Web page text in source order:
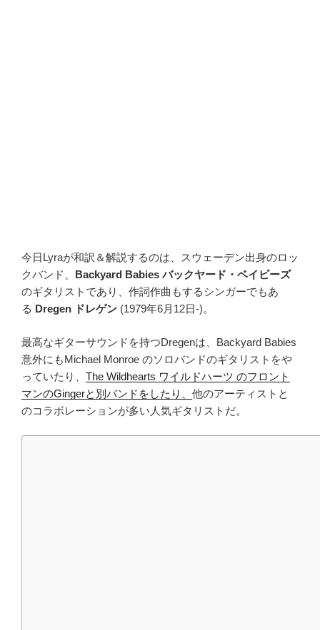
今日Lyraが和訳＆解説するのは、スウェーデン出身のロッ
クバンド、 Backyard Babies バックヤード・ベイビーズ
のギタリストであり、作詞作曲もするシンガーでもあ
る Dregen ドレゲン (1979年6月12日-)。
最高なギターサウンドを持つDregenは、Backyard Babies
意外にもMichael Monroe のソロバンドのギタリストをや
っていたり、 The Wildhearts ワイルドハーツ のフロント
マンのGingerと別バンドをしたり、 他のアーティストと
のコラボレーションが多い人気ギタリストだ。